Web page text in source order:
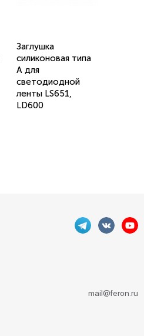
Заглушка
силиконовая типа
А для
светодиодной
ленты LS651,
LD600
mail@feron.ru